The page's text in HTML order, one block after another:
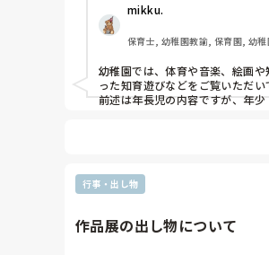
mikku.
保育士, 幼稚園教諭, 保育園, 幼
幼稚園では、体育や音楽、絵画
った知育遊びなどをご覧いただい
前述は年長児の内容ですが、年
行事・出し物
作品展の出し物について